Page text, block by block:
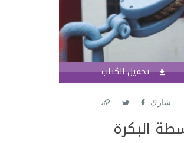
تحميل الكتاب
شارك
البكرة